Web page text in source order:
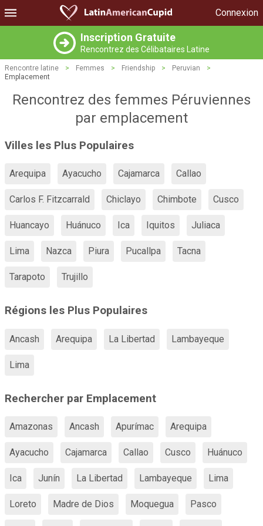
Connexion
Inscription Gratuite
Rencontrez des Célibataires Latine
Rencontre latine > Femmes > Friendship > Peruvian
>
Emplacement
Rencontrez des femmes Péruviennes
par emplacement
Villes les Plus Populaires
Arequipa Ayacucho Cajamarca Callao
Carlos F. Fitzcarrald Chiclayo Chimbote Cusco
Huancayo Huánuco Ica Iquitos Juliaca
Lima Nazca Piura Pucallpa Tacna
Tarapoto Trujillo
Régions les Plus Populaires
Ancash Arequipa La Libertad Lambayeque
Lima
Rechercher par Emplacement
Amazonas Ancash Apurímac Arequipa
Ayacucho Cajamarca Callao Cusco Huánuco
Ica Junín La Libertad Lambayeque Lima
Loreto Madre de Dios Moquegua Pasco